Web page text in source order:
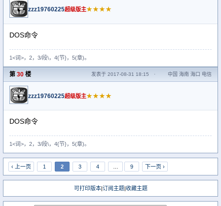
zzz19760225超级版主★★★★
DOS命令
1<词>，2，3/段\，4{节}，5(章)。
第 30 楼 发表于 2017-08-31 18:15 · 中国 海南 海口 电信
zzz19760225超级版主★★★★
DOS命令
1<词>，2，3/段\，4{节}，5(章)。
‹ 上一页 1 2 3 4 9 下一页 ›
可打印版本| 订阅主题| 收藏主题